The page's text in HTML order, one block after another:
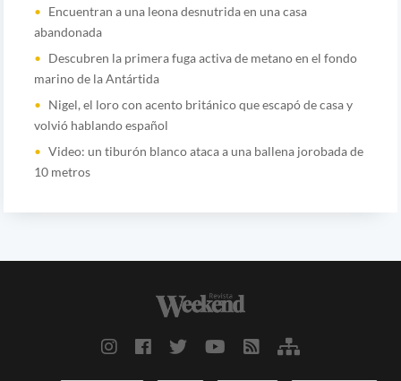
Encuentran a una leona desnutrida en una casa
abandonada
Descubren la primera fuga activa de metano en el fondo
marino de la Antártida
Nigel, el loro con acento británico que escapó de casa y
volvió hablando español
Video: un tiburón blanco ataca a una ballena jorobada de
10 metros